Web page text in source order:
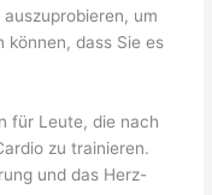
um
können, dass Sie es
für Leute, die nach
zu trainieren.
und das Herz-